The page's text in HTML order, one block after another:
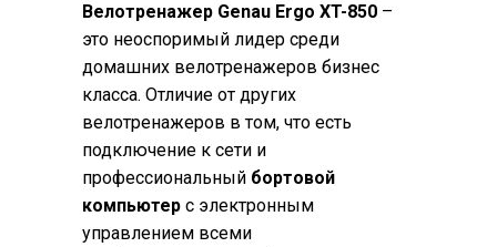
Велотренажер Genau Ergo XT-850 –
это неоспоримый лидер среди
домашних велотренажеров бизнес
класса. Отличие от других
велотренажеров в том, что есть
подключение к сети и
профессиональный бортовой
компьютер с электронным
управлением всеми